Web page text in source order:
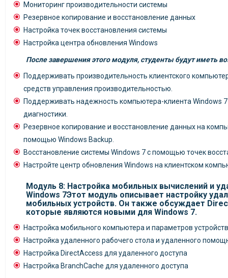
Мониторинг производительности системы
Резервное копирование и восстановление данных
Настройка точек восстановления системы
Настройка центра обновления Windows
После завершения этого модуля, студенты будут иметь
Поддерживать производительность клиентского
средств управления производительностью.
Поддерживать надежность компьютера-клиента Windows
диагностики.
Резервное копирование и восстановление данных на
помощью Windows Backup.
Восстановление системы Windows 7 с помощью точек
Настройте центр обновления Windows на клиентском
Модуль 8: Настройка мобильных вычислений и
Windows 7Этот модуль описывает настройку
мобильных устройств. Он также обсуждает
которые являются новыми для Windows 7.
Настройка мобильного компьютера и параметров
Настройка удаленного рабочего стола и удаленного
Настройка DirectAccess для удаленного доступа
Настройка BranchCache для удаленного доступа